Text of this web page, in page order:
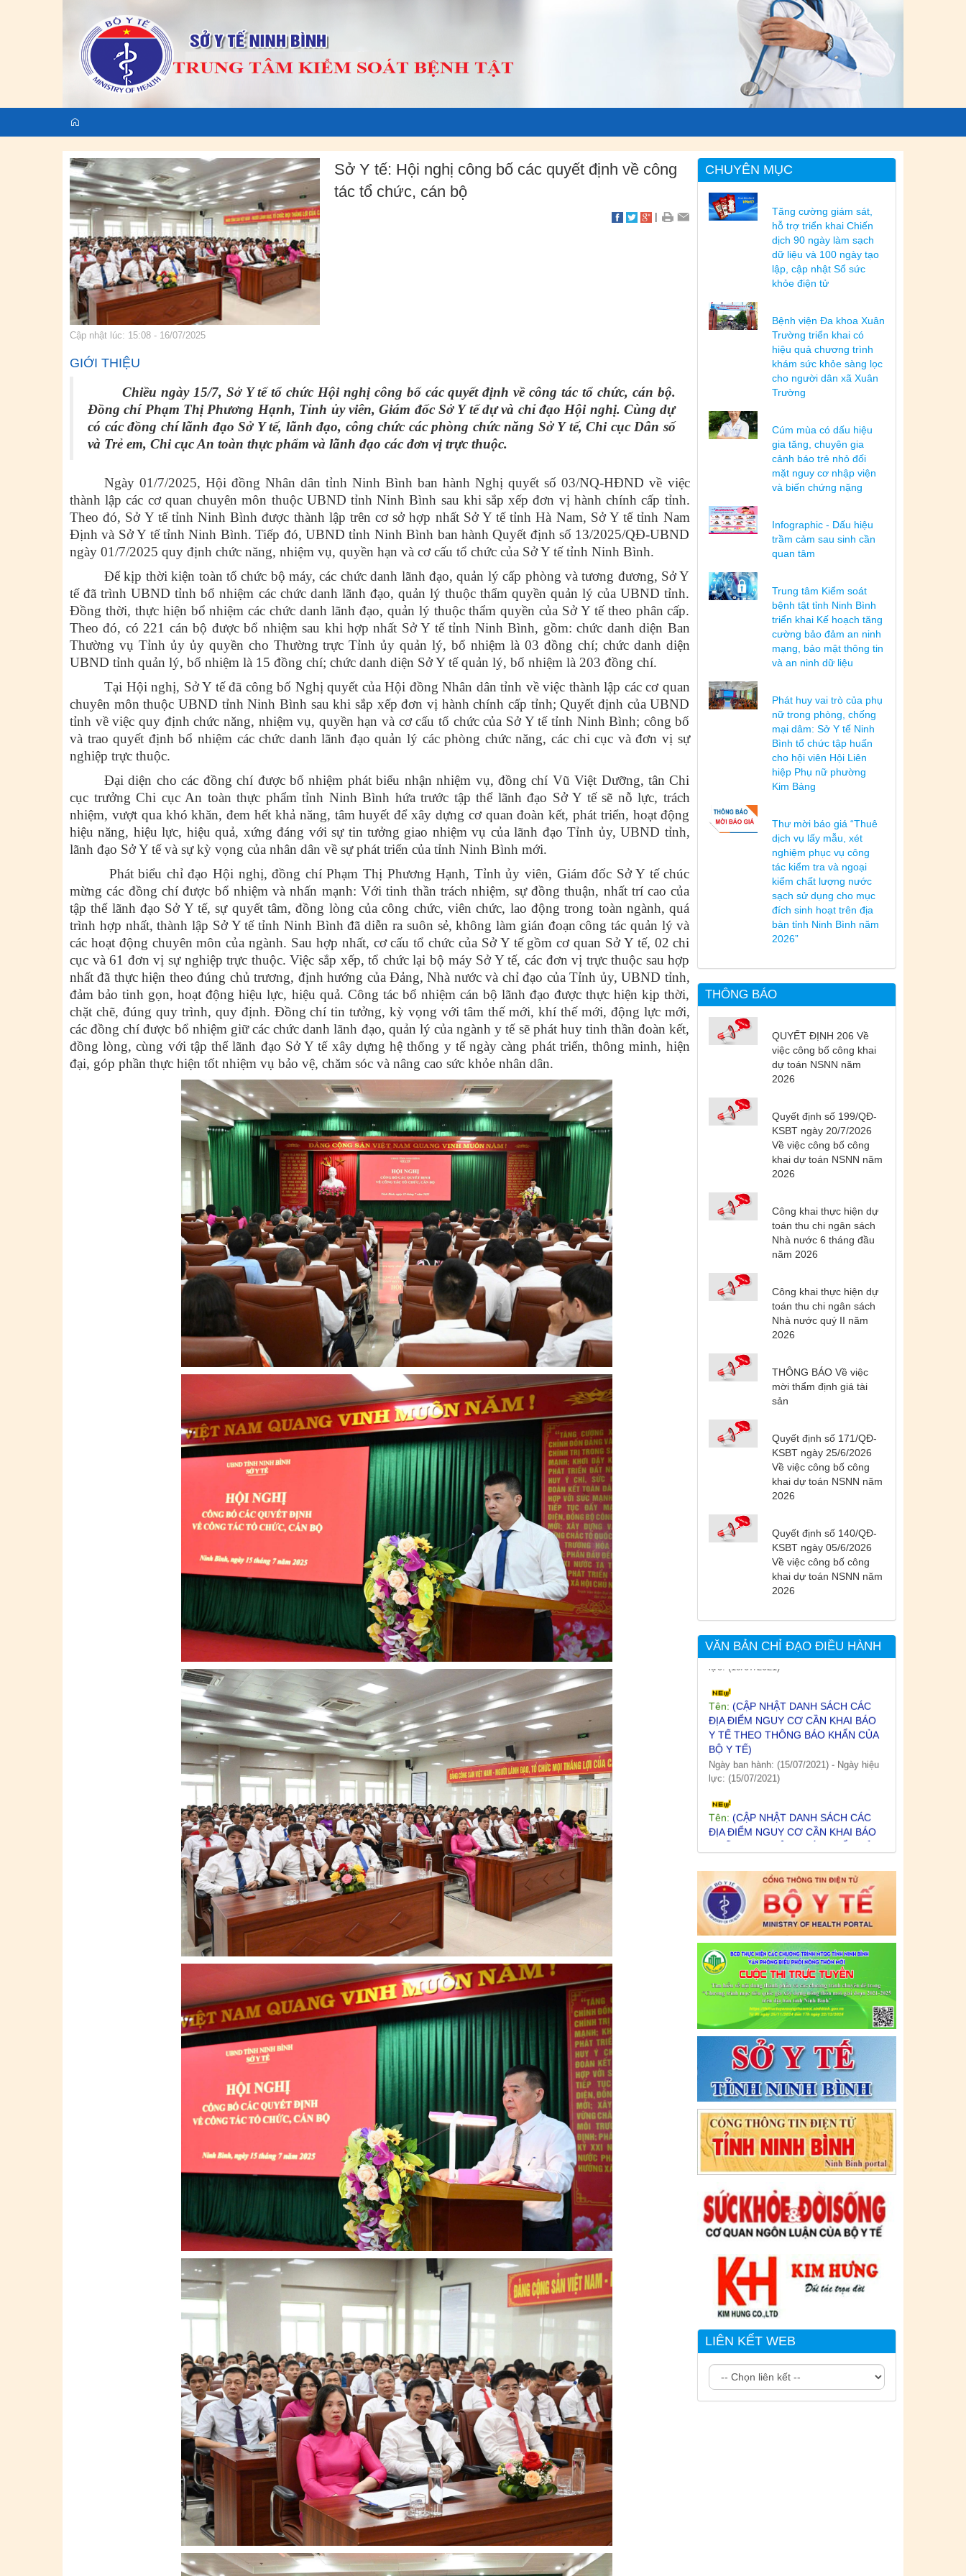
Cập nhật lúc: 15:08 - 16/07/2025
Sở Y tế: Hội nghị công bố các quyết định về công
tác tổ chức, cán bộ
|
GIỚI THIỆU
Chiều ngày 15/7, Sở Y tế tổ chức Hội nghị công bố các quyết định về công tác tổ chức, cán bộ.
Đồng chí Phạm Thị Phương Hạnh, Tỉnh ủy viên, Giám đốc Sở Y tế dự và chỉ đạo Hội nghị. Cùng dự
có các đồng chí lãnh đạo Sở Y tế, lãnh đạo, công chức các phòng chức năng Sở Y tế, Chi cục Dân số
và Trẻ em, Chi cục An toàn thực phẩm và lãnh đạo các đơn vị trực thuộc.
Ngày 01/7/2025, Hội đồng Nhân dân tỉnh Ninh Bình ban hành Nghị quyết số 03/NQ-HĐND về việc
thành lập các cơ quan chuyên môn thuộc UBND tỉnh Ninh Bình sau khi sắp xếp đơn vị hành chính cấp tỉnh.
Theo đó, Sở Y tế tỉnh Ninh Bình được thành lập trên cơ sở hợp nhất Sở Y tế tỉnh Hà Nam, Sở Y tế tỉnh Nam
Định và Sở Y tế tỉnh Ninh Bình. Tiếp đó, UBND tỉnh Ninh Bình ban hành Quyết định số 13/2025/QĐ-UBND
ngày 01/7/2025 quy định chức năng, nhiệm vụ, quyền hạn và cơ cấu tổ chức của Sở Y tế tỉnh Ninh Bình.
Để kịp thời kiện toàn tổ chức bộ máy, các chức danh lãnh đạo, quản lý cấp phòng và tương đương, Sở Y
tế đã trình UBND tỉnh bổ nhiệm các chức danh lãnh đạo, quản lý thuộc thẩm quyền quản lý của UBND tỉnh.
Đồng thời, thực hiện bổ nhiệm các chức danh lãnh đạo, quản lý thuộc thẩm quyền của Sở Y tế theo phân cấp.
Theo đó, có 221 cán bộ được bổ nhiệm sau khi hợp nhất Sở Y tế tỉnh Ninh Bình, gồm: chức danh diện Ban
Thường vụ Tỉnh ủy ủy quyền cho Thường trực Tỉnh ủy quản lý, bổ nhiệm là 03 đồng chí; chức danh diện
UBND tỉnh quản lý, bổ nhiệm là 15 đồng chí; chức danh diện Sở Y tế quản lý, bổ nhiệm là 203 đồng chí.
Tại Hội nghị, Sở Y tế đã công bố Nghị quyết của Hội đồng Nhân dân tỉnh về việc thành lập các cơ quan
chuyên môn thuộc UBND tỉnh Ninh Bình sau khi sắp xếp đơn vị hành chính cấp tỉnh; Quyết định của UBND
tỉnh về việc quy định chức năng, nhiệm vụ, quyền hạn và cơ cấu tổ chức của Sở Y tế tỉnh Ninh Bình; công bố
và trao quyết định bổ nhiệm các chức danh lãnh đạo quản lý các phòng chức năng, các chi cục và đơn vị sự
nghiệp trực thuộc.
Đại diện cho các đồng chí được bổ nhiệm phát biểu nhận nhiệm vụ, đồng chí Vũ Việt Dưỡng, tân Chi
cục trưởng Chi cục An toàn thực phẩm tỉnh Ninh Bình hứa trước tập thể lãnh đạo Sở Y tế sẽ nỗ lực, trách
nhiệm, vượt qua khó khăn, đem hết khả năng, tâm huyết để xây dựng cơ quan đoàn kết, phát triển, hoạt động
hiệu năng, hiệu lực, hiệu quả, xứng đáng với sự tin tưởng giao nhiệm vụ của lãnh đạo Tỉnh ủy, UBND tỉnh,
lãnh đạo Sở Y tế và sự kỳ vọng của nhân dân về sự phát triển của tỉnh Ninh Bình mới.
Phát biểu chỉ đạo Hội nghị, đồng chí Phạm Thị Phương Hạnh, Tỉnh ủy viên, Giám đốc Sở Y tế chúc
mừng các đồng chí được bổ nhiệm và nhấn mạnh: Với tinh thần trách nhiệm, sự đồng thuận, nhất trí cao của
tập thể lãnh đạo Sở Y tế, sự quyết tâm, đồng lòng của công chức, viên chức, lao động trong toàn ngành, quá
trình hợp nhất, thành lập Sở Y tế tỉnh Ninh Bình đã diễn ra suôn sẻ, không làm gián đoạn công tác quản lý và
các hoạt động chuyên môn của ngành. Sau hợp nhất, cơ cấu tổ chức của Sở Y tế gồm cơ quan Sở Y tế, 02 chi
cục và 61 đơn vị sự nghiệp trực thuộc. Việc sắp xếp, tổ chức lại bộ máy Sở Y tế, các đơn vị trực thuộc sau hợp
nhất đã thực hiện theo đúng chủ trương, định hướng của Đảng, Nhà nước và chỉ đạo của Tỉnh ủy, UBND tỉnh,
đảm bảo tinh gọn, hoạt động hiệu lực, hiệu quả. Công tác bổ nhiệm cán bộ lãnh đạo được thực hiện kịp thời,
chặt chẽ, đúng quy trình, quy định. Đồng chí tin tưởng, kỳ vọng với tâm thế mới, khí thế mới, động lực mới,
các đồng chí được bổ nhiệm giữ các chức danh lãnh đạo, quản lý của ngành y tế sẽ phát huy tinh thần đoàn kết,
đồng lòng, cùng với tập thể lãnh đạo Sở Y tế xây dựng hệ thống y tế ngày càng phát triển, thông minh, hiện
đại, góp phần thực hiện tốt nhiệm vụ bảo vệ, chăm sóc và nâng cao sức khỏe nhân dân.
CHUYÊN MỤC
Tăng cường giám sát,
hỗ trợ triển khai Chiến
dịch 90 ngày làm sạch
dữ liệu và 100 ngày tạo
lập, cập nhật Sổ sức
khỏe điện tử
Bệnh viện Đa khoa Xuân
Trường triển khai có
hiệu quả chương trình
khám sức khỏe sàng lọc
cho người dân xã Xuân
Trường
Cúm mùa có dấu hiệu
gia tăng, chuyên gia
cảnh báo trẻ nhỏ đối
mặt nguy cơ nhập viện
và biến chứng nặng
Infographic - Dấu hiệu
trầm cảm sau sinh cần
quan tâm
Trung tâm Kiểm soát
bệnh tật tỉnh Ninh Bình
triển khai Kế hoạch tăng
cường bảo đảm an ninh
mạng, bảo mật thông tin
và an ninh dữ liệu
Phát huy vai trò của phụ
nữ trong phòng, chống
mại dâm: Sở Y tế Ninh
Bình tổ chức tập huấn
cho hội viên Hội Liên
hiệp Phụ nữ phường
Kim Bảng
Thư mời báo giá “Thuê
dịch vụ lấy mẫu, xét
nghiệm phục vụ công
tác kiểm tra và ngoại
kiểm chất lượng nước
sạch sử dụng cho mục
đích sinh hoạt trên địa
bàn tỉnh Ninh Bình năm
2026”
THÔNG BÁO
QUYẾT ĐỊNH 206 Về
việc công bố công khai
dự toán NSNN năm
2026
Quyết định số 199/QĐ-
KSBT ngày 20/7/2026
Về việc công bố công
khai dự toán NSNN năm
2026
Công khai thực hiện dự
toán thu chi ngân sách
Nhà nước 6 tháng đầu
năm 2026
Công khai thực hiện dự
toán thu chi ngân sách
Nhà nước quý II năm
2026
THÔNG BÁO Về việc
mời thẩm định giá tài
sản
Quyết định số 171/QĐ-
KSBT ngày 25/6/2026
Về việc công bố công
khai dự toán NSNN năm
2026
Quyết định số 140/QĐ-
KSBT ngày 05/6/2026
Về việc công bố công
khai dự toán NSNN năm
2026
VĂN BẢN CHỈ ĐẠO ĐIỀU HÀNH
Tên:(DANH SÁCH CÁC ĐỊA
PHƯƠNG ĐANG THỰC HIỆN CÁCH
LY XÃ HỘI VÀ GIÃN CÁCH XÃ HỘI
TÍNH ĐẾN 17H NGÀY 25/7/2021)
Ngày ban hành: (26/07/2021)
(CẬP NHẬT DANH SÁCH CÁC
ĐỊA ĐIỂM NGUY CƠ CẦN KHAI BÁO
Y TẾ THEO THÔNG BÁO KHẨN CỦA
lực: (19/07/2021)
Tên:(CẬP NHẬT DANH SÁCH CÁC
ĐỊA ĐIỂM NGUY CƠ CẦN KHAI BÁO
Y TẾ THEO THÔNG BÁO KHẨN CỦA
BỘ Y TẾ)
Ngày ban hành: (15/07/2021) -Ngày hiệu
lực: (15/07/2021)
Tên:(CẬP NHẬT DANH SÁCH CÁC
ĐỊA ĐIỂM NGUY CƠ CẦN KHAI BÁO
Y TẾ THEO THÔNG BÁO KHẨN CỦA
BỘ Y TẾ)
Ngày ban hành: (12/07/2021) -Ngày hiệu
lực: (12/07/2021)
Tên:(CẬP NHẬT DANH SÁCH CÁC
ĐỊA ĐIỂM NGUY CƠ CẦN KHAI BÁO
Y TẾ THEO THÔNG BÁO KHẨN CỦA
BỘ Y TẾ)
Ngày ban hành: (09/07/2021) -Ngày hiệu
lực: (09/07/2021)
Tên:(CẬP NHẬT DANH SÁCH CÁC
ĐỊA ĐIỂM NGUY CƠ CẦN KHAI BÁO
Y TẾ THEO THÔNG BÁO KHẨN CỦA
BỘ Y TẾ)
Ngày ban hành: (06/07/2021) -Ngày hiệu
lực: (06/07/2021)
ĐỊA ĐIỂM NGUY CƠ CẦN KHAI BÁO
Y TẾ THEO THÔNG BÁO KHẨN CỦA
BỘ Y TẾ)
Ngày ban hành: (02/07/2021) -Ngày hiệu
lực: (02/07/2021)
LIÊN KẾT WEB